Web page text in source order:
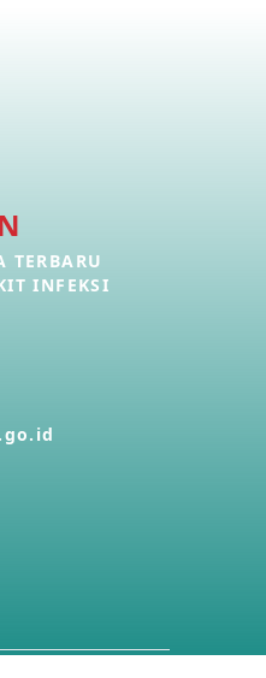
Avian Influenza
TERBARU
INFEKSI